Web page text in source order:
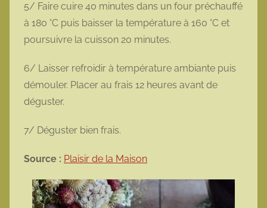
5/ Faire cuire 40 minutes dans un four préchauffé
à 180 °C puis baisser la température à 160 °C et
poursuivre la cuisson 20 minutes.
6/ Laisser refroidir à température ambiante puis
démouler. Placer au frais 12 heures avant de
déguster.
7/ Déguster bien frais.
Source : Plaisir de la Maison